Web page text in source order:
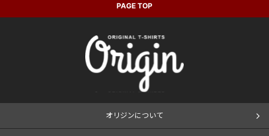
PAGE TOP
オリジンについて